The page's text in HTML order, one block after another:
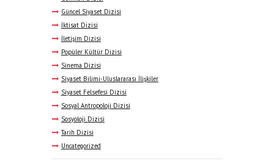
Güncel Siyaset Dizisi
İktisat Dizisi
İletişim Dizisi
Popüler Kültür Dizisi
Sinema Dizisi
Siyaset Bilimi-Uluslararası İlişkiler
Siyaset Felsefesi Dizisi
Sosyal Antropoloji Dizisi
Sosyoloji Dizisi
Tarih Dizisi
Uncategorized